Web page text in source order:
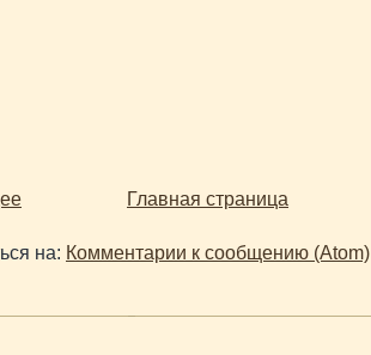
Главная страница
на: Комментарии к сообщению (Atom)